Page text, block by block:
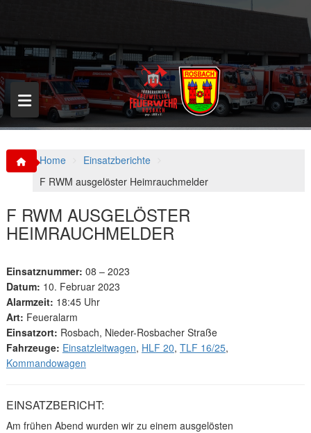
p
o
c
o
n
t
Home
Einsatzberichte
F RWM ausgelöster Heimrauchmelder
F RWM AUSGELÖSTER
HEIMRAUCHMELDER
Einsatznummer: 08 – 2023
Datum: 10. Februar 2023
Alarmzeit: 18:45 Uhr
Art: Feueralarm
Einsatzort: Rosbach, Nieder-Rosbacher Straße
Fahrzeuge: Einsatzleitwagen, HLF 20, TLF 16/25,
Kommandowagen
EINSATZBERICHT:
Am frühen Abend wurden wir zu einem ausgelösten